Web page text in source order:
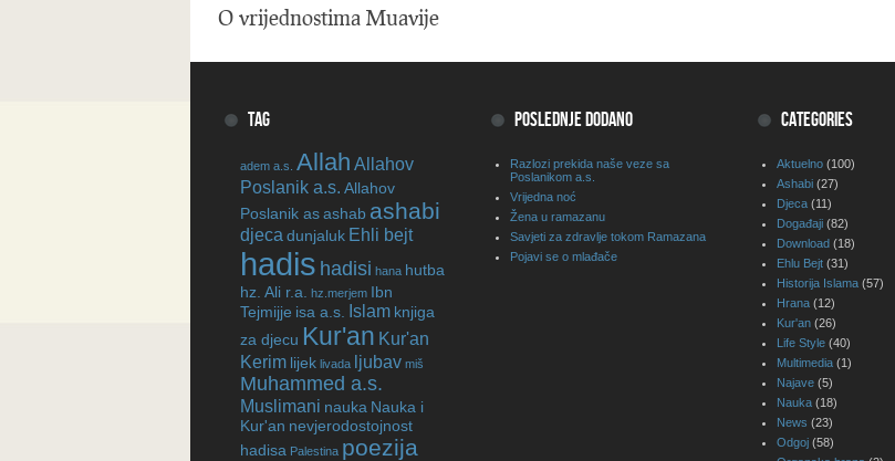
O vrijednostima Muavije
TAG
adem a.s. Allah Allahov
Poslanik a.s. Allahov
Poslanik asashab ashabi
djeca dunjaluk Ehli bejt
hadis hadisi hana hutba
hz. Ali r.a.
hz.merjem Ibn
Tejmijje isa a.s. Islam knjiga
za djecu Kur'an Kur'an
Kerim lijek livada ljubav miš
Muhammed a.s.
Muslimani nauka Nauka i
Kur'an nevjerodostojnost
hadisa Palestina poezija
POSLEDNJE DODANO
Razlozi prekida naše veze sa
Poslanikom a.s.
Vrijedna noć
Žena u ramazanu
Savjeti za zdravlje tokom Ramazana
Pojavi se o mlađače
CATEGORIES
Aktuelno (100)
Ashabi (27)
Djeca (11)
Događaji (82)
Download (18)
Ehlu Bejt (31)
Historija Islama (57)
Hrana (12)
Kur'an (26)
Life Style (40)
Multimedia (1)
Najave (5)
Nauka (18)
News (23)
Odgoj (58)